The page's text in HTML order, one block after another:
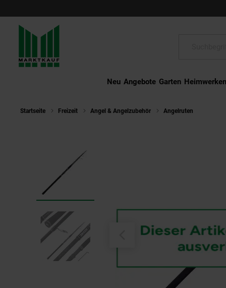
Neu Angebote Garten Heimwerken
Startseite Freizeit Angel & Angelzubehör Angelruten